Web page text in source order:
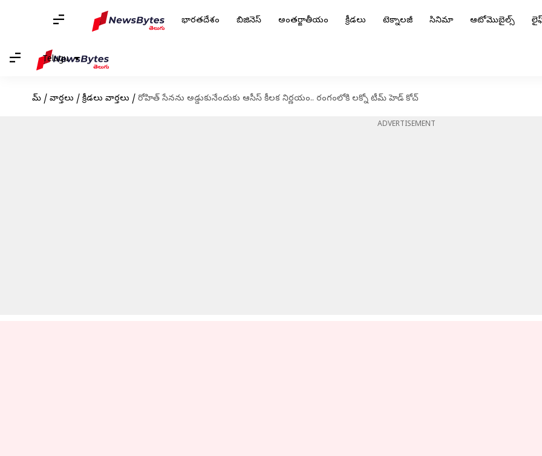
భారతదేశం బిజినెస్ అంతర్జాతీయం క్రీడలు టెక్నాలజీ సినిమా ఆటోమొబైల్స్
Telugu
హోమ్ / వార్తలు / క్రీడలు వార్తలు / రోహిత్ సేనను అడ్డుకునేందుకు ఆసీస్ కీలక నిర్ణయం.. రంగంలోకి లక్నో టీమ్ హెడ్ కోచ్
ADVERTISEMENT